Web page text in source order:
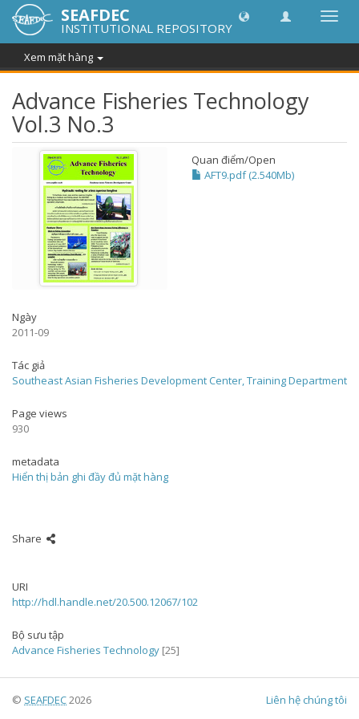
điều
thành
SEAFDEC
INSTITUTIONAL REPOSITORY
Xem mặt hàng
Advance Fisheries Technology
Vol.3 No.3
Quan điểm/Open
AFT9.pdf (2.540Mb)
Ngày
2011-09
Tác giả
Southeast Asian Fisheries Development Center, Training Department
Page views
930
metadata
Hiển thị bản ghi đầy đủ mặt hàng
Share
URI
http://hdl.handle.net/20.500.12067/102
Bộ sưu tập
Advance Fisheries Technology [25]
© SEAFDEC2026 Liên hệ chúng tôi